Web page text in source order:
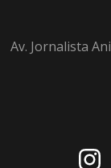
Av. Jornalista